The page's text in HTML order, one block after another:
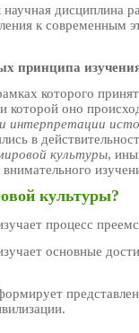
дисциплина
к современным
принципа
которого
которой оно
интерпретации
в
культуры,
культуры?
процесс
основные